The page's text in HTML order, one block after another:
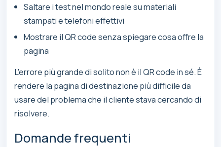
Saltare i test nel mondo reale su materiali
stampati e telefoni effettivi
Mostrare il QR code senza spiegare cosa offre la
pagina
L'errore più grande di solito non è il QR code in sé. È
rendere la pagina di destinazione più difficile da
usare del problema che il cliente stava cercando di
risolvere.
Domande frequenti